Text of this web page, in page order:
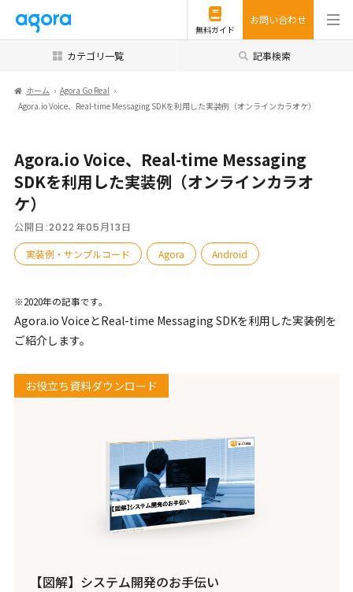
無料ガイド
お問い合わせ
カテゴリ一覧 記事検索
ホーム
Agora Go Real
Agora.io Voice、Real-time Messaging SDKを利用した実装例（オンラインカラオケ）
Agora.io Voice、Real-time Messaging
SDKを利用した実装例（オンラインカラオ
ケ）
公開日:2022年05月13日
実装例・サンプルコード
Agora Android
※2020年の記事です。
Agora.io VoiceとReal-time Messaging SDKを利用した実装例を
ご紹介します。
お役立ち資料ダウンロード
【図解】システム開発のお手伝い